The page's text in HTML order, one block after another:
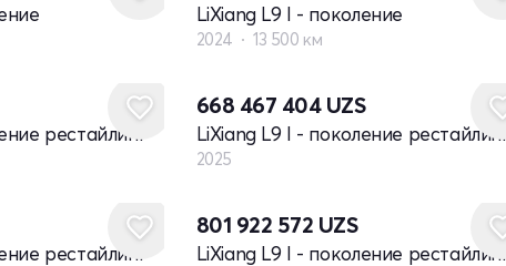
LiXiang L9 I - поколение
2024 13 500 км
рестайлинг
668 467 404 UZS
LiXiang L9 I - поколение рестайлинг
2025
рестайлинг
801 922 572 UZS
LiXiang L9 I - поколение рестайлинг